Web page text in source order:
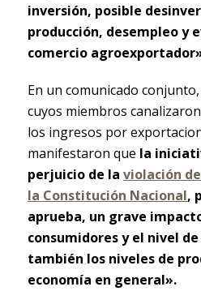
inversión, posible
producción, desempleo y
comercio
En un comunicado
cuyos miembros
los ingresos por
manifestaron que la
perjuicio de la violación
la Constitución Nacional,
aprueba, un grave
consumidores y el nivel
también los niveles de
economía en general».